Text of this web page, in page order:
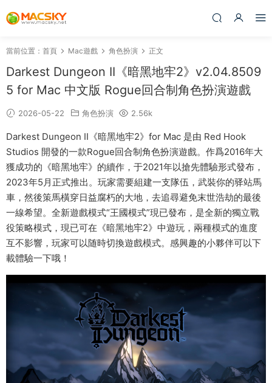
當前位置： 首頁 Mac遊戲 角色扮演 正文
Darkest Dungeon II《暗黑地牢2》v2.04.8509
5 for Mac 中文版 Rogue回合制角色扮演遊戲
2026-05-22 角色扮演 2.56k
Darkest Dungeon II《暗黑地牢2》for Mac 是由 Red Hook
Studios 開發的一款Rogue回合制角色扮演遊戲。作爲2016年大
獲成功的《暗黑地牢》的續作，于2021年以搶先體驗形式發布，
2023年5月正式推出。玩家需要組建一支隊伍，武裝你的驿站馬
車，然後策馬橫穿日益腐朽的大地，去追尋避免末世浩劫的最後
一線希望。全新遊戲模式“王國模式”現已發布，是全新的獨立戰
役策略模式，現已可在《暗黑地牢2》中遊玩，兩種模式的進度
互不影響，玩家可以随時切換遊戲模式。感興趣的小夥伴可以下
載體驗一下哦！